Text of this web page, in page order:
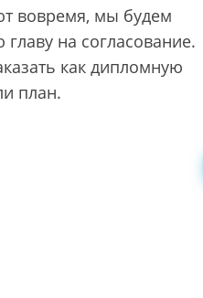
вовремя, мы будем
на согласование.
как дипломную
план.